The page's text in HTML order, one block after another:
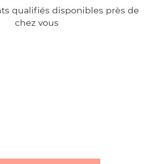
qualifiés disponibles près de
chez vous